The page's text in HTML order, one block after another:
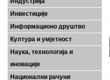
Инвестиције
Информационо друштво
Култура и умјетност
Наука, технологија и
иновације
Национални рачуни